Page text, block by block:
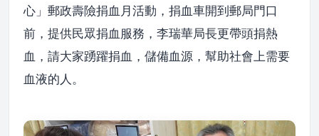
心」郵政壽險捐血月活動，捐血車開到郵局門口
前，提供民眾捐血服務，李瑞華局長更帶頭捐熱
血，請大家踴躍捐血，儲備血源，幫助社會上需要
血液的人。